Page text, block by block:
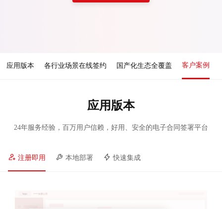
应用版本 各行业场景在线签约 国产化生态全覆盖 客户案例
应用版本
24年服务经验，百万用户信赖，好用、安全的电子合同签署平台
注册即用 本地部署 快速集成